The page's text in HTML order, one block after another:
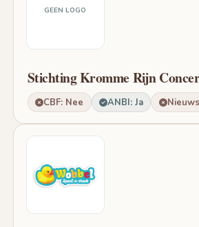
GEEN LOGO
Stichting Kromme Rijn
CBF: Nee ANBI: Ja